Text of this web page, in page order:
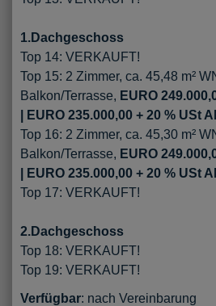
1.Dachgeschoss
Top 14: VERKAUFT!
Top 15: 2 Zimmer, ca. 45,48 m²
Balkon/Terrasse, EURO
| EURO 235.000,00 + 20 % USt
Top 16: 2 Zimmer, ca. 45,30 m²
Balkon/Terrasse, EURO
| EURO 235.000,00 + 20 % USt
Top 17: VERKAUFT!
2.Dachgeschoss
Top 18: VERKAUFT!
Top 19: VERKAUFT!
Verfügbar: nach Vereinbarung